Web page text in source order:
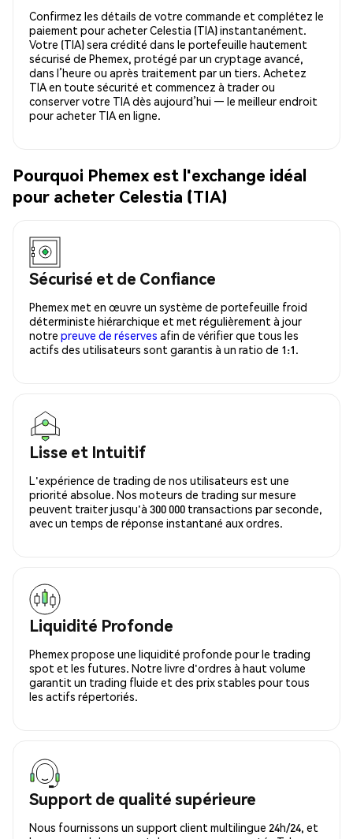
Confirmez les détails de votre commande et complétez le
paiement pour acheter Celestia (TIA) instantanément.
Votre (TIA) sera crédité dans le portefeuille hautement
sécurisé de Phemex, protégé par un cryptage avancé,
dans l’heure ou après traitement par un tiers. Achetez
TIA en toute sécurité et commencez à trader ou
conserver votre TIA dès aujourd’hui — le meilleur endroit
pour acheter TIA en ligne.
Pourquoi Phemex est l'exchange idéal
pour acheter Celestia (TIA)
Sécurisé et de Confiance
Phemex met en œuvre un système de portefeuille froid
déterministe hiérarchique et met régulièrement à jour
notre preuve de réserves afin de vérifier que tous les
actifs des utilisateurs sont garantis à un ratio de 1:1.
Lisse et Intuitif
L'expérience de trading de nos utilisateurs est une
priorité absolue. Nos moteurs de trading sur mesure
peuvent traiter jusqu'à 300 000 transactions par seconde,
avec un temps de réponse instantané aux ordres.
Liquidité Profonde
Phemex propose une liquidité profonde pour le trading
spot et les futures. Notre livre d'ordres à haut volume
garantit un trading fluide et des prix stables pour tous
les actifs répertoriés.
Support de qualité supérieure
Nous fournissons un support client multilingue 24h/24, et